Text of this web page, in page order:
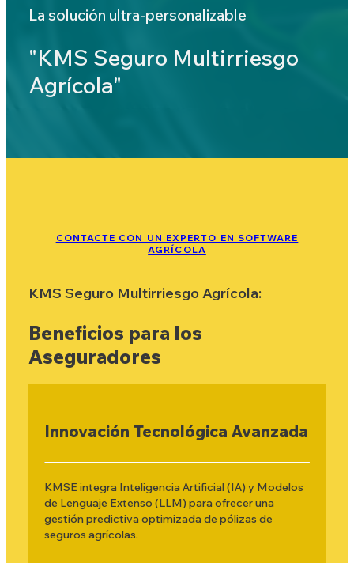
"KMS Seguro Multirriesgo
Agrícola"
La solución ultra-personalizable
CONTACTE CON UN EXPERTO EN SOFTWARE
AGRÍCOLA
KMS Seguro Multirriesgo Agrícola:
Beneficios para los
Aseguradores
Innovación Tecnológica Avanzada
KMSE integra Inteligencia Artificial (IA) y Modelos
de Lenguaje Extenso (LLM) para ofrecer una
gestión predictiva optimizada de pólizas de
seguros agrícolas.